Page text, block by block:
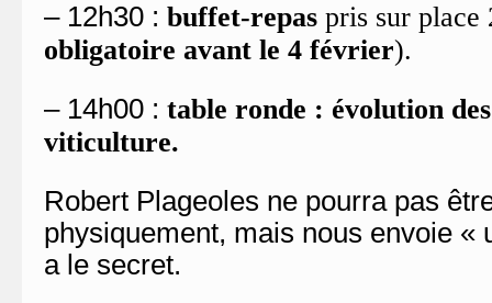
– 12h30 : buffet-repas pris sur place
obligatoire avant le 4 février).
– 14h00 : table ronde : évolution
viticulture.
Robert Plageoles ne pourra pas
physiquement, mais nous envoie «
a le secret.